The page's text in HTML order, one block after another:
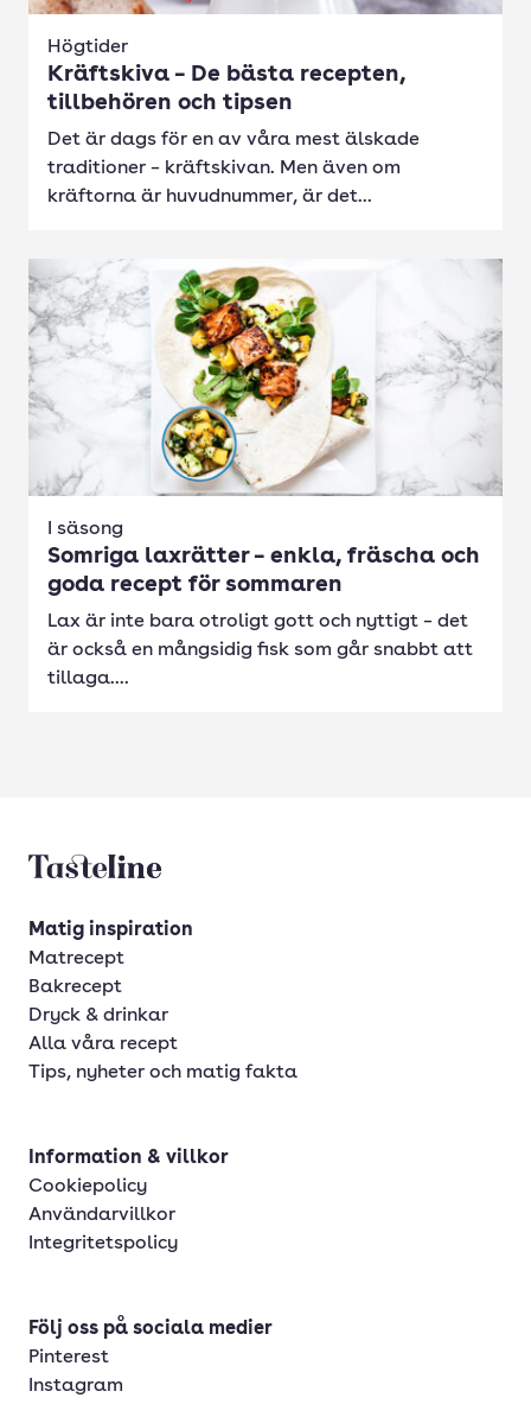
Högtider
Kräftskiva – De bästa recepten,
tillbehören och tipsen
Det är dags för en av våra mest älskade
traditioner – kräftskivan. Men även om
kräftorna är huvudnummer, är det...
I säsong
Somriga laxrätter – enkla, fräscha och
goda recept för sommaren
Lax är inte bara otroligt gott och nyttigt – det
är också en mångsidig fisk som går snabbt att
tillaga....
Tasteline startsida
Matig inspiration
Matrecept
Bakrecept
Dryck & drinkar
Alla våra recept
Tips, nyheter och matig fakta
Information & villkor
Cookiepolicy
Användarvillkor
Integritetspolicy
Följ oss på sociala medier
Pinterest
Instagram